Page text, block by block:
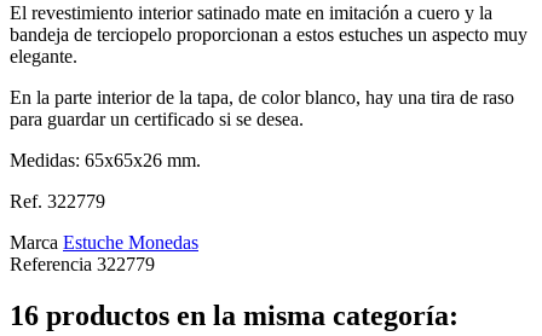
El revestimiento interior satinado mate en imitación a cuero y la
bandeja de terciopelo proporcionan a estos estuches un aspecto muy
elegante.
En la parte interior de la tapa, de color blanco, hay una tira de raso
para guardar un certificado si se desea.
Medidas: 65x65x26 mm.
Ref. 322779
Marca Estuche Monedas
Referencia 322779
16 productos en la misma categoría: